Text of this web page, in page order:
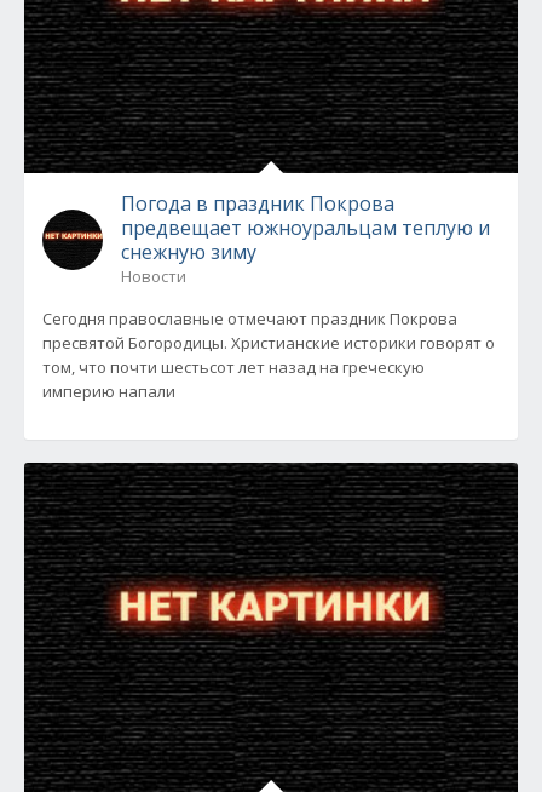
Погода в праздник Покрова
предвещает южноуральцам теплую и
снежную зиму
Новости
Сегодня православные отмечают праздник Покрова
пресвятой Богородицы. Христианские историки говорят о
том, что почти шестьсот лет назад на греческую
империю напали